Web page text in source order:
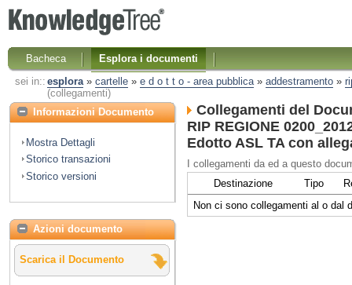
Bacheca
Esplora i documenti
sei in:: esplora» cartelle» e d o t t o - area pubblica» addestramento»
(collegamenti)
Informazioni Documento
Mostra Dettagli
Storico transazioni
Storico versioni
Azioni documento
Scarica il Documento
Collegamenti del
RIP REGIONE
Edotto ASL TA con
I collegamenti da ed a questo
Destinazione
Tipo
Non ci sono collegamenti al o dal